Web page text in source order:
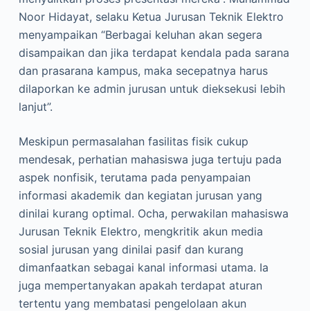
Noor Hidayat, selaku Ketua Jurusan Teknik Elektro
menyampaikan “Berbagai keluhan akan segera
disampaikan dan jika terdapat kendala pada sarana
dan prasarana kampus, maka secepatnya harus
dilaporkan ke admin jurusan untuk dieksekusi lebih
lanjut”.
Meskipun permasalahan fasilitas fisik cukup
mendesak, perhatian mahasiswa juga tertuju pada
aspek nonfisik, terutama pada penyampaian
informasi akademik dan kegiatan jurusan yang
dinilai kurang optimal. Ocha, perwakilan mahasiswa
Jurusan Teknik Elektro, mengkritik akun media
sosial jurusan yang dinilai pasif dan kurang
dimanfaatkan sebagai kanal informasi utama. Ia
juga mempertanyakan apakah terdapat aturan
tertentu yang membatasi pengelolaan akun